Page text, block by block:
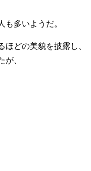
多いようだ。
どの美貌を披露し、
が、